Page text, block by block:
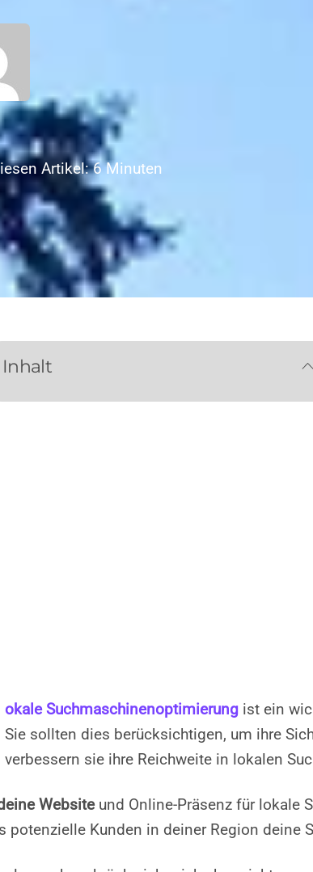
Artikel:6Minuten
Inhalt
okale Suchmaschinenoptimierung ist ein
Sie sollten dies berücksichtigen, um ihre
verbessern sie ihre Reichweite in lokalen
Websiteund Online-Präsenz für lokale
potenzielle Kunden in deiner Region deine